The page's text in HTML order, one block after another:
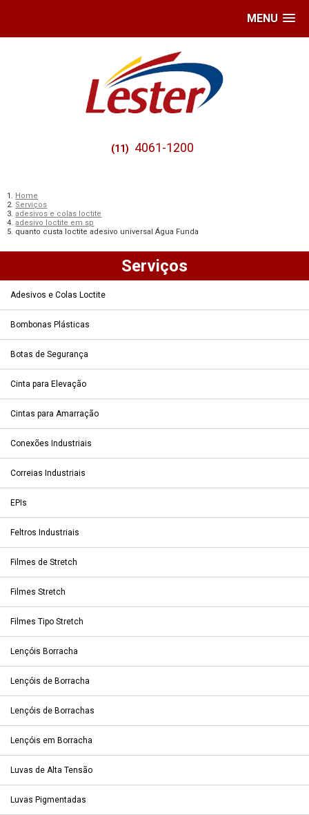
MENU
(11) 4061-1200
Home
Serviços
adesivos e colas loctite
adesivo loctite em sp
quanto custa loctite adesivo universal Água Funda
Serviços
Adesivos e Colas Loctite
Bombonas Plásticas
Botas de Segurança
Cinta para Elevação
Cintas para Amarração
Conexões Industriais
Correias Industriais
EPIs
Feltros Industriais
Filmes de Stretch
Filmes Stretch
Filmes Tipo Stretch
Lençóis Borracha
Lençóis de Borracha
Lençóis de Borrachas
Lençóis em Borracha
Luvas de Alta Tensão
Luvas Pigmentadas